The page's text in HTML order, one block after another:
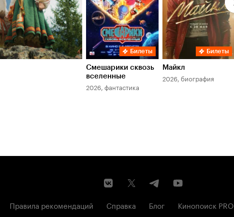
Билеты
Смешарики сквозь
вселенные
2026, фантастика
Билеты
Майкл
2026, биография
Правила рекомендаций Справка Блог Кинопоиск PRO